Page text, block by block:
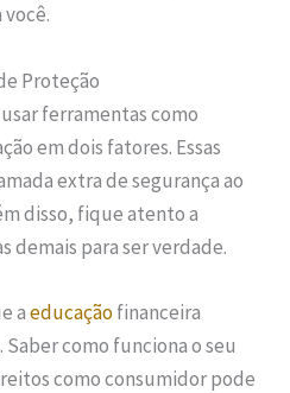
Proteção
ferramentas como
em dois fatores. Essas
extra de segurança ao
disso, fique atento a
demais para ser verdade.
aeducaçãofinanceira
como funciona o seu
como consumidor pode